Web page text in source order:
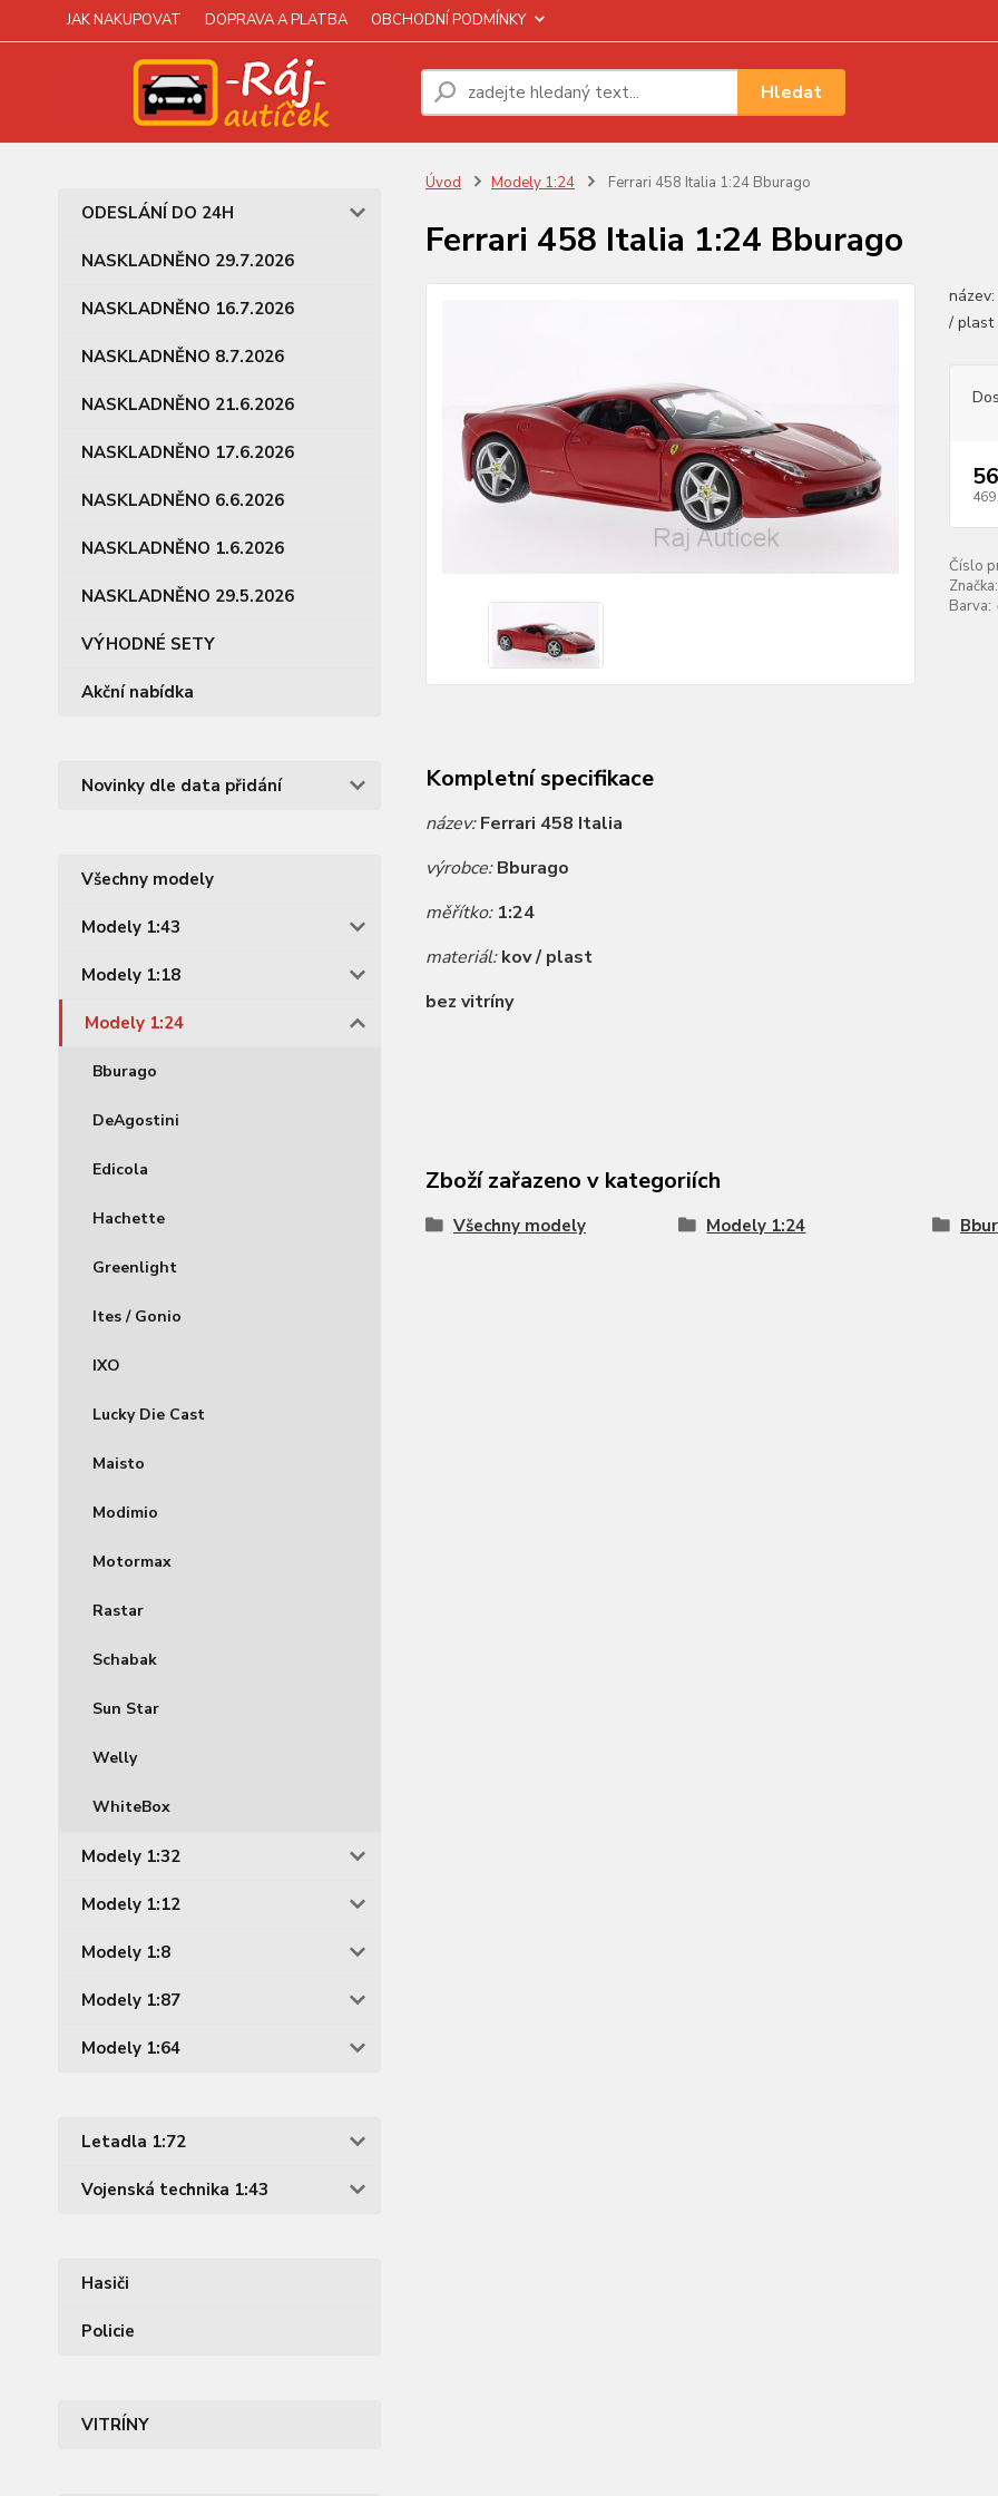
JAK NAKUPOVAT DOPRAVA A PLATBA OBCHODNÍ PODMÍNKY
Hledat
ODESLÁNÍ DO 24H
NASKLADNĚNO 29.7.2026
NASKLADNĚNO 16.7.2026
NASKLADNĚNO 8.7.2026
NASKLADNĚNO 21.6.2026
NASKLADNĚNO 17.6.2026
NASKLADNĚNO 6.6.2026
NASKLADNĚNO 1.6.2026
NASKLADNĚNO 29.5.2026
VÝHODNÉ SETY
Akční nabídka
Novinky dle data přidání
Všechny modely
Modely 1:43
Modely 1:18
Modely 1:24
Bburago
DeAgostini
Edicola
Hachette
Greenlight
Ites / Gonio
IXO
Lucky Die Cast
Maisto
Modimio
Motormax
Rastar
Schabak
Sun Star
Welly
WhiteBox
Modely 1:32
Modely 1:12
Modely 1:8
Modely 1:87
Modely 1:64
Letadla 1:72
Vojenská technika 1:43
Hasiči
Policie
VITRÍNY
Úvod Modely 1:24 Ferrari 458 Italia 1:24 Bburago
Ferrari 458 Italia 1:24 Bburago
/
469
Číslo
Značka:
Barva:
Kompletní specifikace
název:Ferrari 458 Italia
výrobce:Bburago
měřítko: 1:24
materiál:kov / plast
bez vitríny
Zboží zařazeno v kategoriích
Všechny modely Modely 1:24